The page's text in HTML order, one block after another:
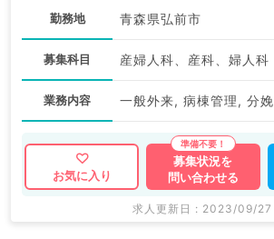
勤務地 青森県弘前市
募集科目 産婦人科、産科、婦人科
業務内容 一般外来, 病棟管理, 分娩
お気に入り
募集状況を
問い合わせる
求人更新日 : 2023/09/27